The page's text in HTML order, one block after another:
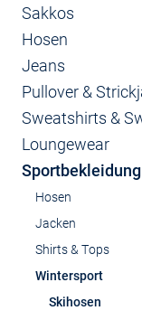
Sakkos
Hosen
Jeans
Pullover &
Sweatshirts &
Loungewear
Sportbekleidung
Hosen
Jacken
Shirts & Tops
Wintersport
Skihosen